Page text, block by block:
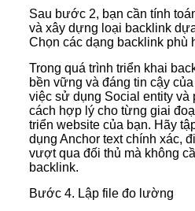
Sau bước 2, bạn cần tính
và xây dựng loại backlink
Chọn các dạng backlink phù
Trong quá trình triển khai
bền vững và đáng tin cậy
việc sử dụng Social entity và
cách hợp lý cho từng giai
triển website của bạn. Hãy
dụng Anchor text chính xác,
vượt qua đối thủ mà không
backlink.
Bước 4. Lập file đo lường